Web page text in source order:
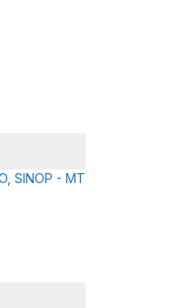
SINOP - MT